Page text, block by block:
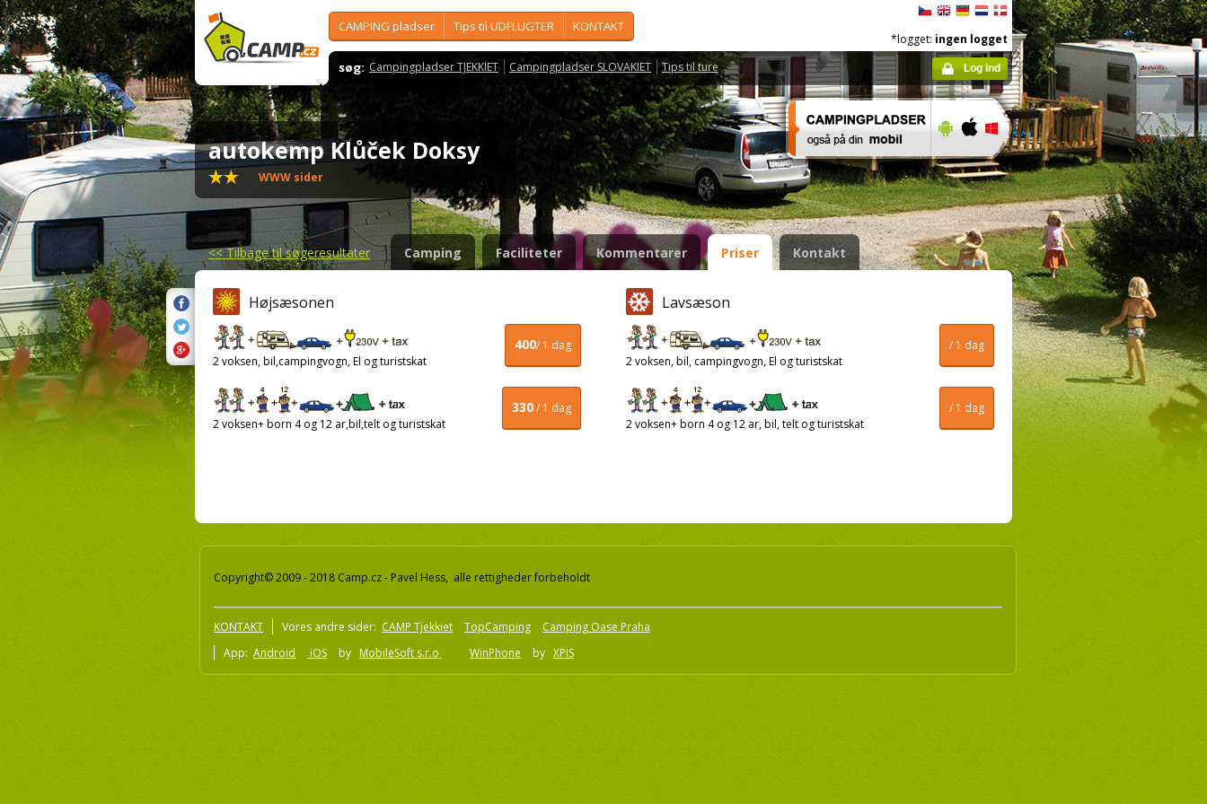
CAMPING pladser Tips til UDFLUGTER KONTAKT
søg: Campingpladser TJEKKIET Campingpladser SLOVAKIET Tips til ture
*logget: ingen logget
Log ind
autokemp Klůček Doksy
WWW sider
<<Tilbage til søgeresultater Camping Faciliteter Kommentarer Priser Kontakt
Højsæsonen
400/ 1 dag
2 voksen, bil,campingvogn, El og turistskat
330/ 1 dag
2 voksen+ born 4 og 12 ar,bil,telt og turistskat
Lavsæson
/ 1 dag
2 voksen, bil, campingvogn, El og turistskat
/ 1 dag
2 voksen+ born 4 og 12 ar, bil, telt og turistskat
Copyright© 2009 - 2018 Camp.cz - Pavel Hess, alle rettigheder forbeholdt
KONTAKT Vores andre sider: CAMP Tjekkiet TopCamping
Camping Oase Praha
App: Android iOS by MobileSoft s.r.o WinPhone by XPIS